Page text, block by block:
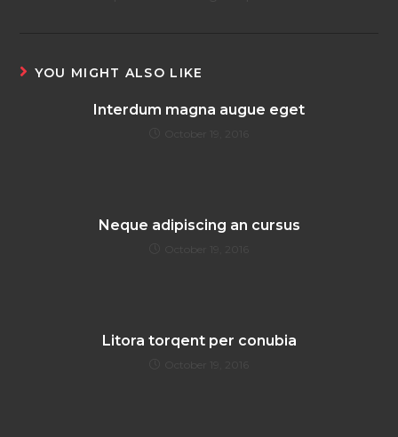
YOU MIGHT ALSO LIKE
Interdum magna augue eget
Neque adipiscing an cursus
Litora torqent per conubia